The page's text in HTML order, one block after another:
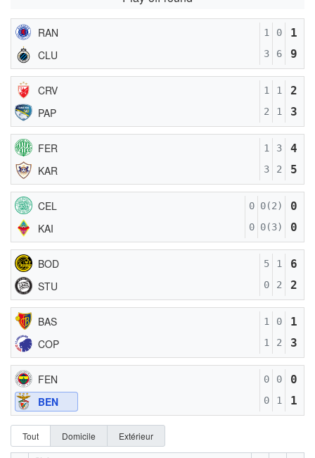
RAN
CLU
1
3
0
6
1
9
CRV
PAP
1
2
1
1
2
3
FER
KAR
1
3
3
2
4
5
CEL
KAI
0
0
0(2)
0(3)
0
0
BOD
STU
5
0
1
2
6
2
BAS
COP
1
1
0
2
1
3
FEN
BEN
0
0
0
1
0
1
Tout Domicile Extérieur